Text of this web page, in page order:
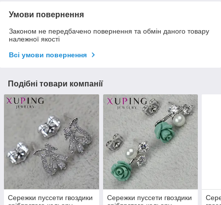
Умови повернення
Законом не передбачено повернення та обмін даного товару
належної якості
Всі умови повернення
Подібні товари компанії
Сережки пуссети гвоздики
Сережки пуссети гвоздики